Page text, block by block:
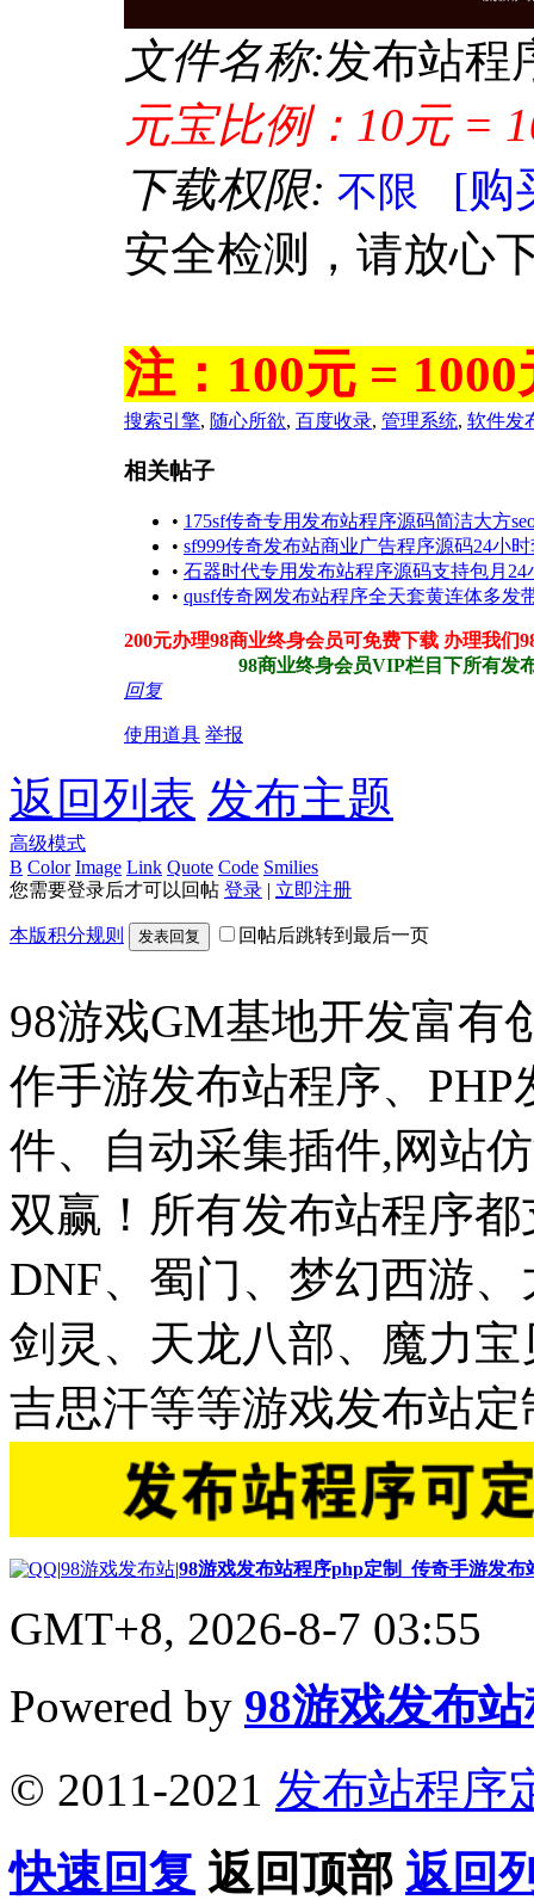
文件名称:发布站程
元宝比例：10元 =
下载权限: 不限
[购
安全检测，请放心
注：100元 = 1000
搜索引擎, 随心所欲, 百度收录, 管理系统, 软件发
相关帖子
• 175sf传奇专用发布站程序源码简洁大方
• sf999传奇发布站商业广告程序源码24小
• 石器时代专用发布站程序源码支持包月
• qusf传奇网发布站程序全天套黄连体多发
200元办理98商业终身会员可免费下载 办理我们
98商业终身会员VIP栏目下所有发布站
回复
使用道具 举报
返回列表 发布主题
高级模式
B Color Image Link Quote Code Smilies
您需要登录后才可以回帖 登录 | 立即注册
本版积分规则 发表回复 回帖后跳转到最后一页
98游戏GM基地开发富有
作手游发布站程序、
件、自动采集插件,网站
双赢！所有发布站程序
DNF、蜀门、梦幻西游
剑灵、天龙八部、魔力
吉思汗等等游戏发布站定
|98游戏发布站|98游戏发布站程序php定制_传奇手游发
GMT+8, 2026-8-7 03:55
Powered by 98游戏发布
© 2011-2021 发布站程序
快速回复 返回顶部 返回